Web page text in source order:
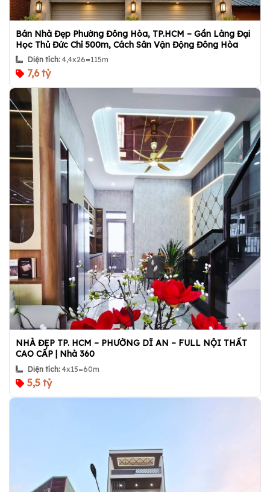
Bán Nhà Đẹp Phường Đông Hòa, TP.HCM – Gần Làng Đại
Học Thủ Đức Chỉ 500m, Cách Sân Vận Động Đông Hòa
600mDiện tích: 4,4x26=115m
7,6 tỷ
NHÀ ĐẸP TP. HCM – PHƯỜNG DĨ AN – FULL NỘI THẤT
CAO CẤP | Nhà 360
Diện tích: 4x15=60m
5,5 tỷ